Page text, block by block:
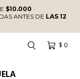
$10.000 ·
ANTES DE LAS 12
$ 0